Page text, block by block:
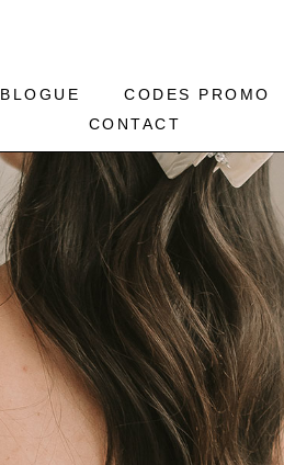
BLOGUE CODES PROMO
CONTACT